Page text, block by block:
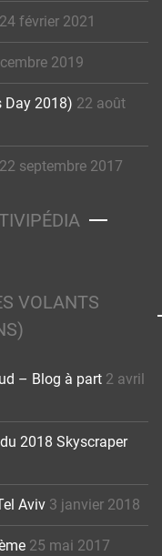
24 février 2021
2019
Day 2018) 22 août
22 septembre 2017
VOLANTS
– Blog à part 2 avril
2018 Skyscraper
Aviv 3 janvier 2018
25 mai 2017